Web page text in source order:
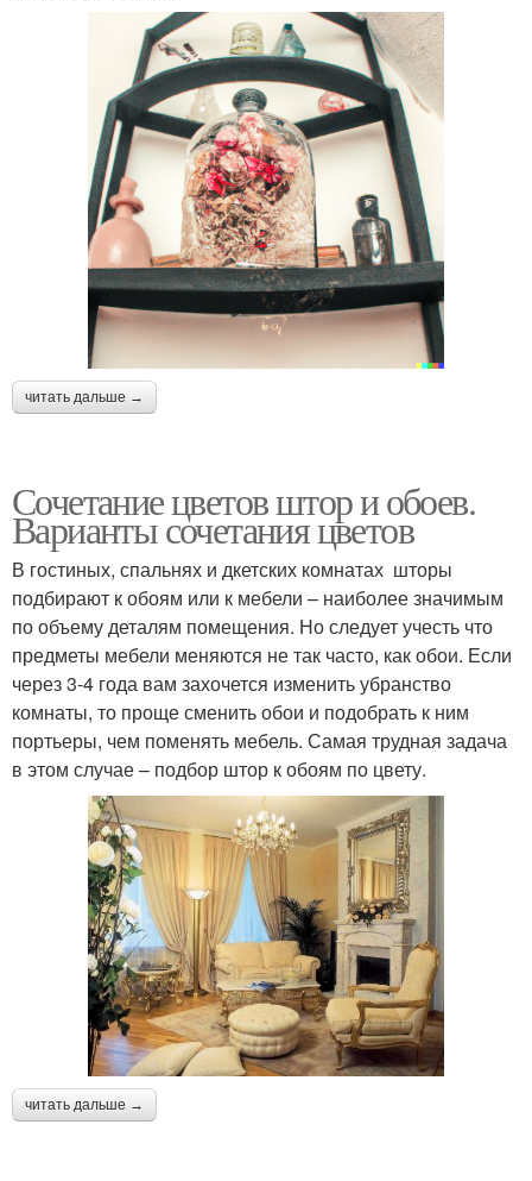
читать дальше →
Сочетание цветов штор и обоев.
Варианты сочетания цветов
В гостиных, спальнях и дкетских комнатах шторы
подбирают к обоям или к мебели – наиболее значимым
по объему деталям помещения. Но следует учесть что
предметы мебели меняются не так часто, как обои. Если
через 3-4 года вам захочется изменить убранство
комнаты, то проще сменить обои и подобрать к ним
портьеры, чем поменять мебель. Самая трудная задача
в этом случае – подбор штор к обоям по цвету.
читать дальше →